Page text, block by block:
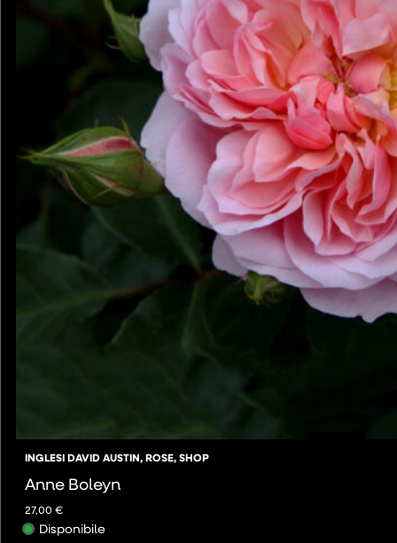
INGLESI DAVID AUSTIN,ROSE,SHOP
Anne Boleyn
27,00 €
Disponibile